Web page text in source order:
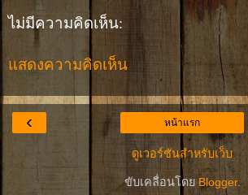
ไม่มีความคิดเห็น:
แสดงความคิดเห็น
‹ หน้าแรก
ดูเวอร์ชันสำหรับเว็บ
ขับเคลื่อนโดยBlogger.